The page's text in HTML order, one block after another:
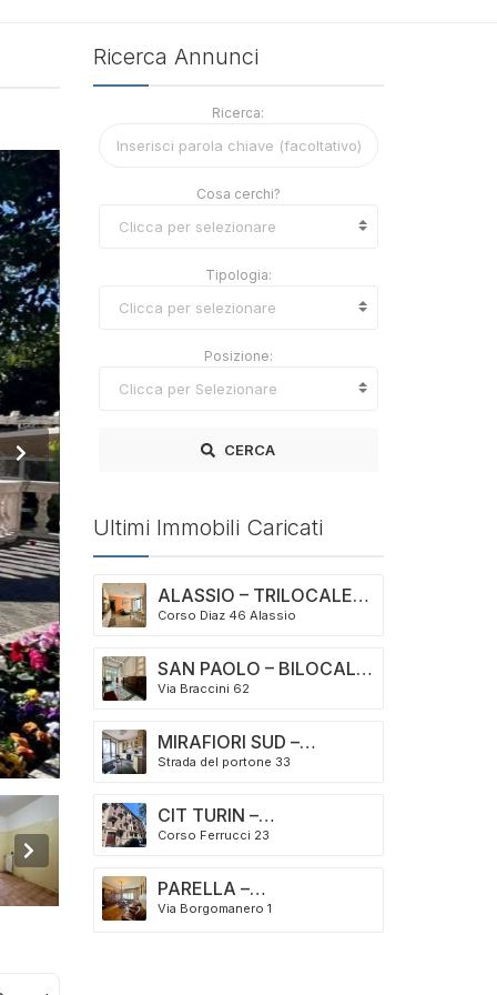
Ricerca Annunci
Ricerca:
Cosa cerchi?
Clicca per selezionare
Tipologia:
Clicca per selezionare
Posizione:
Clicca per Selezionare
CERCA
Ultimi Immobili Caricati
ALASSIO – TRILOCALE
COMPLETAMENTE
Corso Diaz 46 Alassio
SAN PAOLO – BILOCALE
in VENDITA a due passi
Via Braccini 62
MIRAFIORI SUD –
RECENTE COSTRUZIONE
NEL PREZZO!
Strada del portone 33
CIT TURIN –
MERAVIGLIOSO
STABILE D’EPOCA
Corso Ferrucci 23
PARELLA –
QUADRILOCALE DI AMPI
Via Borgomanero 1